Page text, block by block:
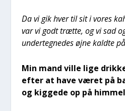
Da vi gik hver til sit i vores
var vi godt træt­te, og vi sad
under­teg­ne­des øjne kald­te
Min mand vil­le lige
efter at have været på
og kig­ge­de op på